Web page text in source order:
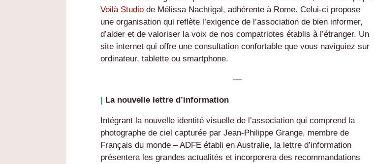
Voilà Studio de Mélissa Nachtigal, adhérente à Rome. Celui-ci propose
une organisation qui reflète l’exigence de l’association de bien informer,
d’aider et de valoriser la voix de nos compatriotes établis à l’étranger. Un
site internet qui offre une consultation confortable que vous naviguiez sur
ordinateur, tablette ou smartphone.
—
| La nouvelle lettre d’information
Intégrant la nouvelle identité visuelle de l’association qui comprend la
photographe de ciel capturée par Jean-Philippe Grange, membre de
Français du monde – ADFE établi en Australie, la lettre d’information
présentera les grandes actualités et incorporera des recommandations